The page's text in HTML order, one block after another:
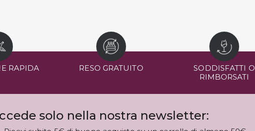
RAPIDA RESO GRATUITO
SODDISFATTI O
RIMBORSATI
solo nella nostra newsletter: